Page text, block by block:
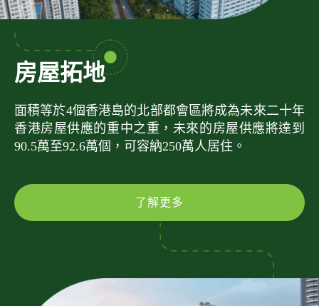
房屋拓地
面積等於4個香港島的北部都會區將成為未來二十年
香港房屋供應的重中之重，未來的房屋供應將達到
90.5萬至92.6萬個，可容納250萬人居住。
了解更多